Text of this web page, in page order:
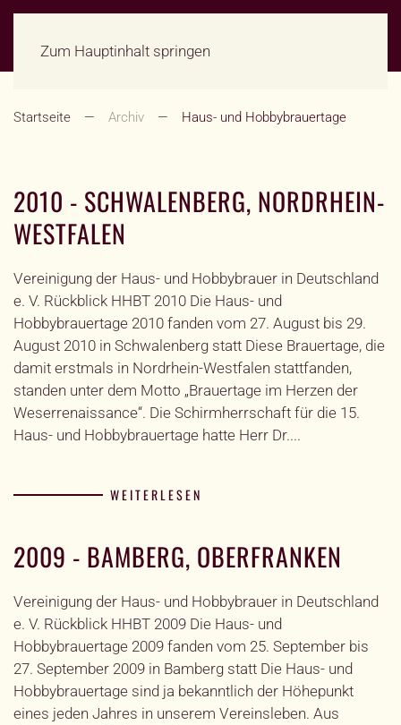
Zum Hauptinhalt springen
Startseite Archiv Haus- und Hobbybrauertage
2010 - SCHWALENBERG, NORDRHEIN-
WESTFALEN
Vereinigung der Haus- und Hobbybrauer in Deutschland
e. V. Rückblick HHBT 2010 Die Haus- und
Hobbybrauertage 2010 fanden vom 27. August bis 29.
August 2010 in Schwalenberg statt Diese Brauertage, die
damit erstmals in Nordrhein-Westfalen stattfanden,
standen unter dem Motto „Brauertage im Herzen der
Weserrenaissance“. Die Schirmherrschaft für die 15.
Haus- und Hobbybrauertage hatte Herr Dr....
WEITERLESEN
2009 - BAMBERG, OBERFRANKEN
Vereinigung der Haus- und Hobbybrauer in Deutschland
e. V. Rückblick HHBT 2009 Die Haus- und
Hobbybrauertage 2009 fanden vom 25. September bis
27. September 2009 in Bamberg statt Die Haus- und
Hobbybrauertage sind ja bekanntlich der Höhepunkt
eines jeden Jahres in unserem Vereinsleben. Aus